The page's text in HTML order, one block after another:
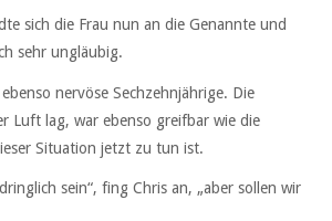
sich die Frau nun an die Genannte und
sehr ungläubig.
nervöse Sechzehnjährige. Die
Luft lag, war ebenso greifbar wie die
Situation jetzt zu tun ist.
sein“, fing Chris an, „aber sollen wir